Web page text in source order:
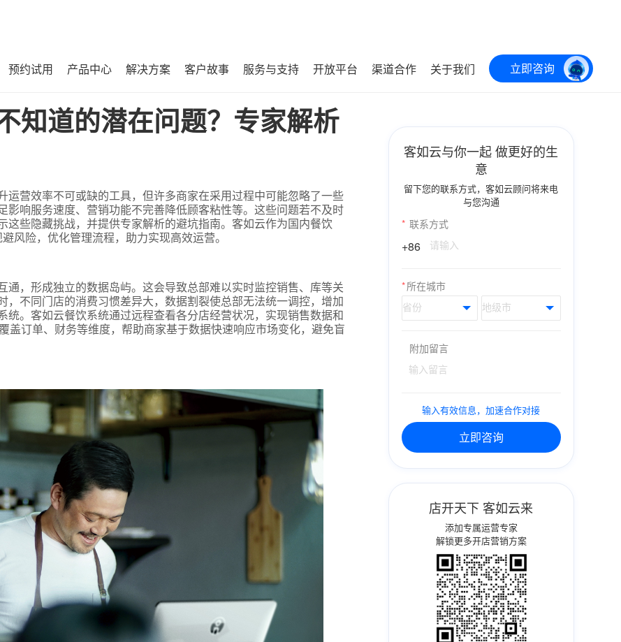
预约试用 产品中心 解决方案 客户故事 服务与支持 开放平台 渠道合作 关于我们 立即咨询
知道的潜在问题？专家解析
营效率不可或缺的工具，但许多商家在采用过程中可能忽略了一些
响服务速度、营销功能不完善降低顾客粘性等。这些问题若不及时
些隐藏挑战，并提供专家解析的避坑指南。客如云作为国内餐饮
风险，优化管理流程，助力实现高效运营。
，形成独立的数据岛屿。这会导致总部难以实时监控销售、库等关
不同门店的消费习惯差异大，数据割裂使总部无法统一调控，增加
。客如云餐饮系统通过远程查看各分店经营状况，实现销售数据和
盖订单、财务等维度，帮助商家基于数据快速响应市场变化，避免盲
客如云与你一起 做更好的生
意
留下您的联系方式，客如云顾问将来电
与您沟通
* 联系方式
+86
*所在城市
附加留言
输入有效信息，加速合作对接
立即咨询
店开天下 客如云来
添加专属运营专家
解锁更多开店营销方案